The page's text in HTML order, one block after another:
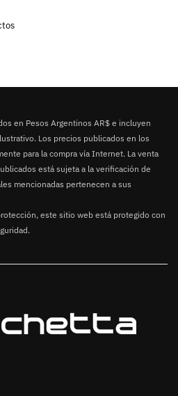
en Pesos Argentinos AR$ e incluyen
Los precios publicados en los
para la compra vía Internet. La venta
está sujeta a la verificación de
mencionadas pertenecen a sus
este sitio web está protegido con